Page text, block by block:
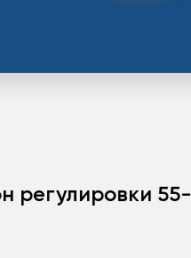
регулировки 55-